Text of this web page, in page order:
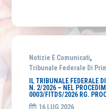
Notizie E Comunicati,
Tribunale Federale Di
IL TRIBUNALE FEDERALE
N. 2/2026 – NEL
0003/FITDS/2026 RG.
16 LUG 2026